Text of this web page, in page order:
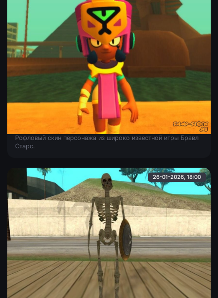
Нанджиа из Brawl Stars
Рофловый скин персонажа из широко известной игры Бравл
Старс.
26-01-2026, 18:00
Скелет из God of War